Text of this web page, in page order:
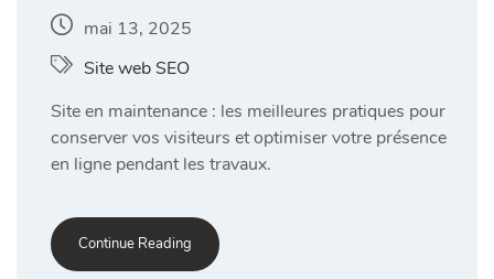
mai 13, 2025
Site web SEO
Site en maintenance : les meilleures pratiques pour
conserver vos visiteurs et optimiser votre présence
en ligne pendant les travaux.
Continue Reading